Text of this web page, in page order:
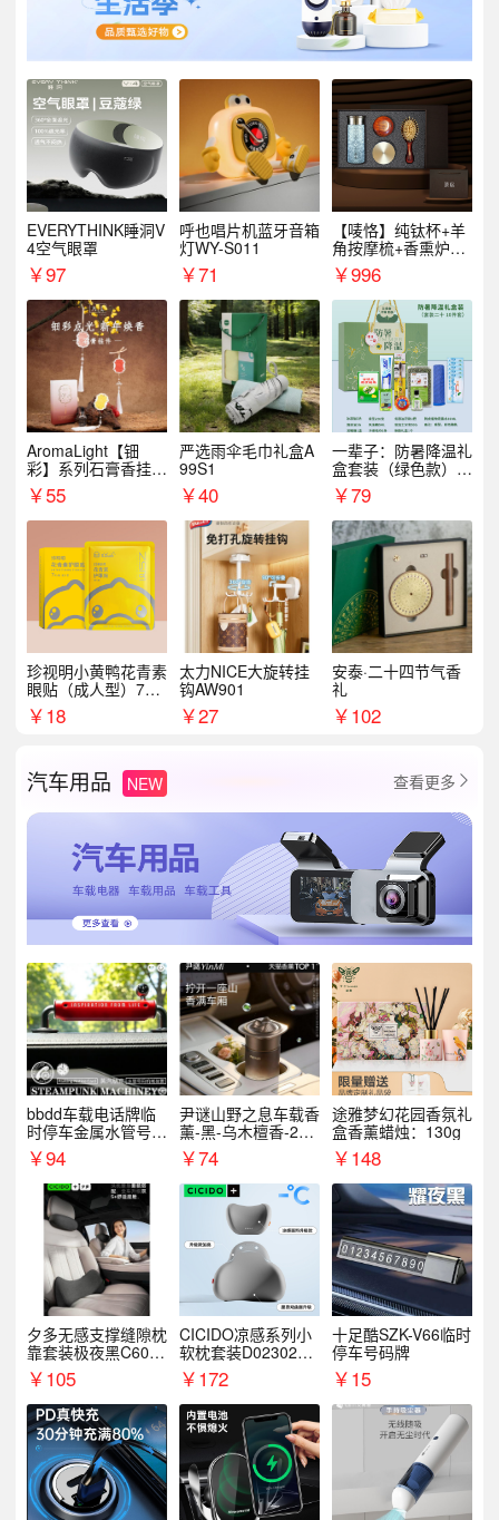
EVERYTHINK睡洞V
4空气眼罩
￥97
呼也唱片机蓝牙音箱
灯WY-S011
￥71
【唛恪】纯钛杯+羊
角按摩梳+香熏炉
+气垫梳
￥996
AromaLight【钿
彩】系列石膏香挂
（代发香味随机）
￥55
严选雨伞毛巾礼盒A
99S1
￥40
一辈子：防暑降温礼
盒套装（绿色款）支
持自由搭配
￥79
珍视明小黄鸭花青素
眼贴（成人型）7对/
盒
￥18
太力NICE大旋转挂
钩AW901
￥27
安泰·二十四节气香
礼
￥102
汽车用品 NEW 查看更多 
bbdd车载电话牌临
时停车金属水管号码
牌可隐藏创意趣味
￥94
尹谜山野之息车载香
薰-黑-乌木檀香-200
g￥74
途雅梦幻花园香氛礼
盒香薰蜡烛：130g
￥148
夕多无感支撑缝隙枕
靠套装极夜黑C6003
+C6004
￥105
CICIDO凉感系列小
软枕套装D023021+
D033031
￥172
十足酷SZK-V66临时
停车号码牌
￥15